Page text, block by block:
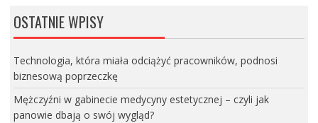
OSTATNIE WPISY
Technologia, która miała odciążyć pracowników, podnosi
biznesową poprzeczkę
Mężczyźni w gabinecie medycyny estetycznej – czyli jak
panowie dbają o swój wygląd?